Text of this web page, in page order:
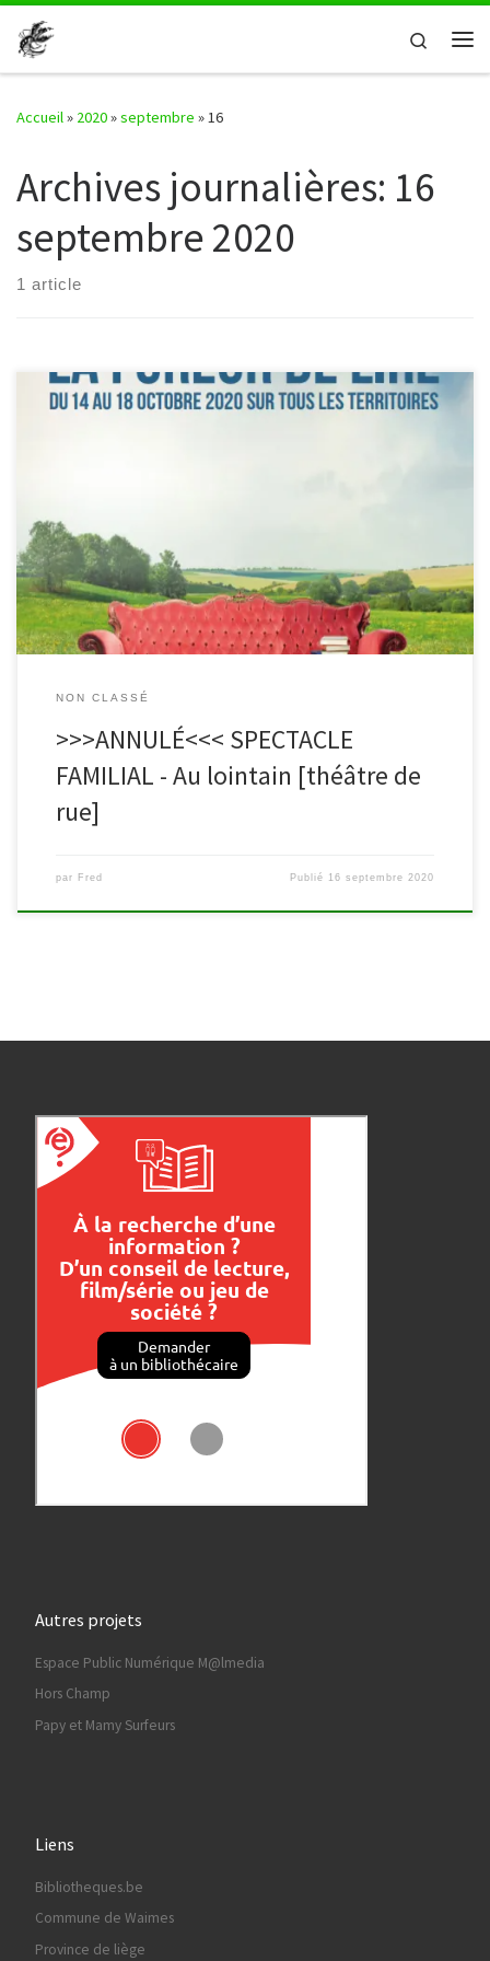
Passer au contenu
Search
Accueil» 2020»septembre »16
Archives journalières: 16
septembre 2020
1 article
« Au lointain » est un spectacle poétique de la Compagnie Arts
Nomades qui enchantera petites et grandes oreilles. Il se déroule
le samedi 17 octobre à […]
NON CLASSÉ
>>>ANNULÉ<<< SPECTACLE
FAMILIAL - Au lointain [théâtre de
rue]
par Fred Publié 16 septembre 2020
Autres projets
Espace Public Numérique M@lmedia
Hors Champ
Papy et Mamy Surfeurs
Liens
Bibliotheques.be
Commune de Waimes
Province de liège